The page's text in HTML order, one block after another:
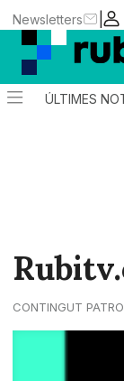
|
Newsletters
ÚLTIMES
CONTINGUT